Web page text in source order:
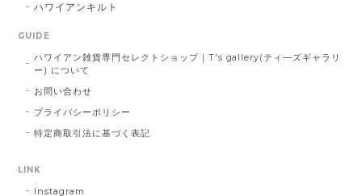
ハワイアンキルト
GUIDE
ハワイアン雑貨専門セレクトショップ｜T's gallery(ティ―ズギャラリ
ー) について
お問い合わせ
プライバシーポリシー
特定商取引法に基づく表記
LINK
Instagram